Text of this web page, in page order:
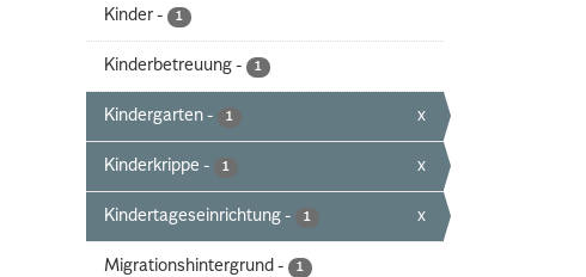
Kinder - 1
Kinderbetreuung - 1
Kindergarten - 1 x
Kinderkrippe - 1 x
Kindertageseinrichtung - 1 x
Migrationshintergrund - 1